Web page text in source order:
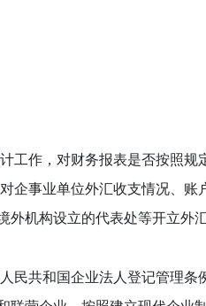
工作，对财务报表是否按照规
企事业单位外汇收支情况、
外机构设立的代表处等开立外
民共和国企业法人登记管理